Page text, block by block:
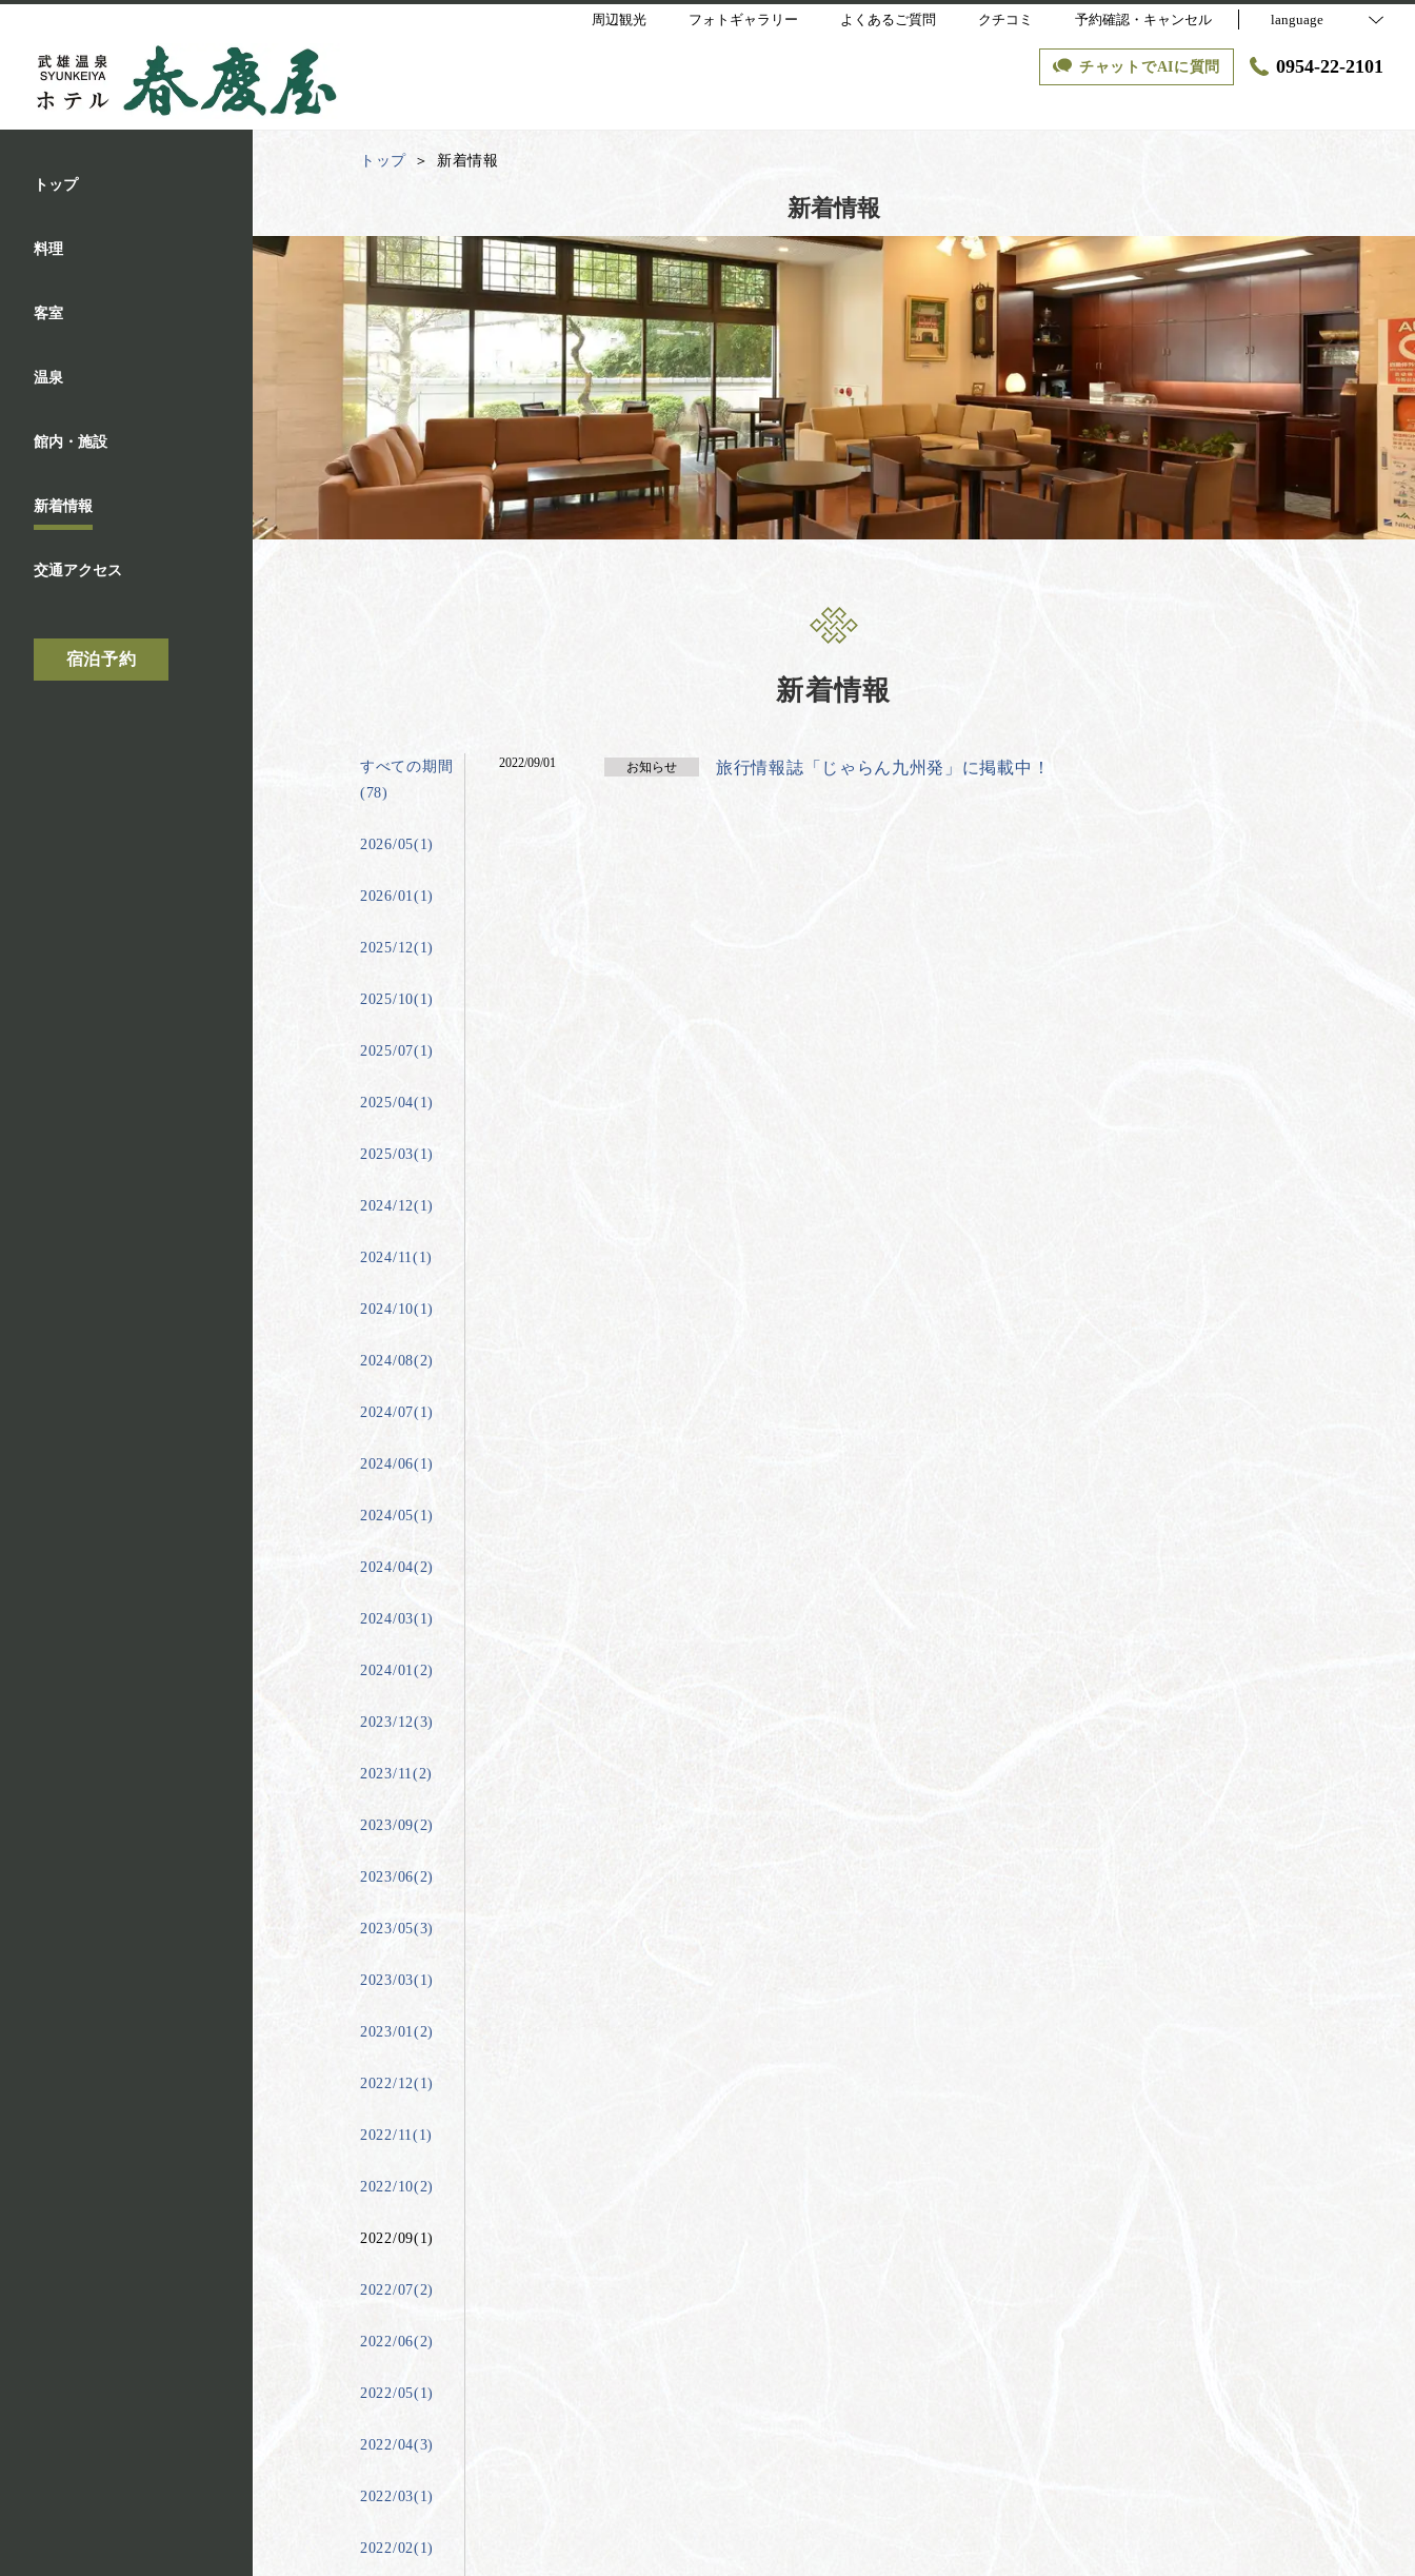
周辺観光 フォトギャラリー よくあるご質問 クチコミ 予約確認・キャンセル language
チャットでAIに質問 0954-22-2101
トップ
料理
客室
温泉
館内・施設
新着情報
交通アクセス
宿泊予約
トップ 新着情報
新着情報
新着情報
すべての期間
(78)
2026/05(1)
2026/01(1)
2025/12(1)
2025/10(1)
2025/07(1)
2025/04(1)
2025/03(1)
2024/12(1)
2024/11(1)
2024/10(1)
2024/08(2)
2024/07(1)
2024/06(1)
2024/05(1)
2024/04(2)
2024/03(1)
2024/01(2)
2023/12(3)
2023/11(2)
2023/09(2)
2023/06(2)
2023/05(3)
2023/03(1)
2023/01(2)
2022/12(1)
2022/11(1)
2022/10(2)
2022/09(1)
2022/07(2)
2022/06(2)
2022/05(1)
2022/04(3)
2022/03(1)
2022/02(1)
2022/09/01 お知らせ 旅行情報誌「じゃらん九州発」に掲載中！